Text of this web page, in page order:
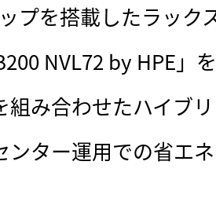
プを搭載したラック
NVL72 by HPE」
組み合わせたハイブ
ンター運用での省エ